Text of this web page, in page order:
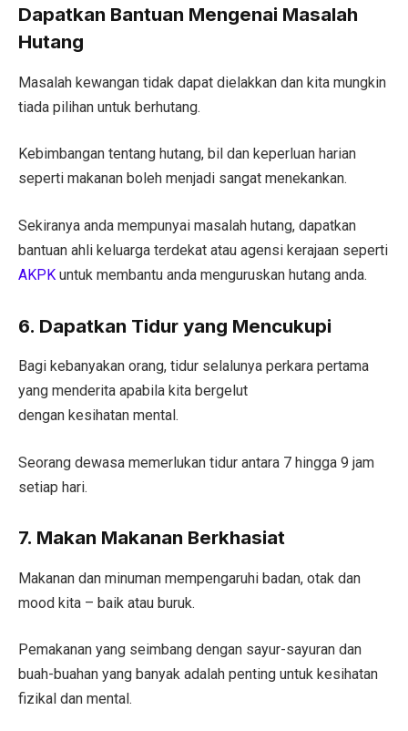
Dapatkan Bantuan Mengenai Masalah
Hutang
Masalah kewangan tidak dapat dielakkan dan kita mungkin
tiada pilihan untuk berhutang.
Kebimbangan tentang hutang, bil dan keperluan harian
seperti makanan boleh menjadi sangat menekankan.
Sekiranya anda mempunyai masalah hutang, dapatkan
bantuan ahli keluarga terdekat atau agensi kerajaan seperti
AKPK untuk membantu anda menguruskan hutang anda.
6. Dapatkan Tidur yang Mencukupi
Bagi kebanyakan orang, tidur selalunya perkara pertama
yang menderita apabila kita bergelut
dengan kesihatan mental.
Seorang dewasa memerlukan tidur antara 7 hingga 9 jam
setiap hari.
7. Makan Makanan Berkhasiat
Makanan dan minuman mempengaruhi badan, otak dan
mood kita – baik atau buruk.
Pemakanan yang seimbang dengan sayur-sayuran dan
buah-buahan yang banyak adalah penting untuk kesihatan
fizikal dan mental.